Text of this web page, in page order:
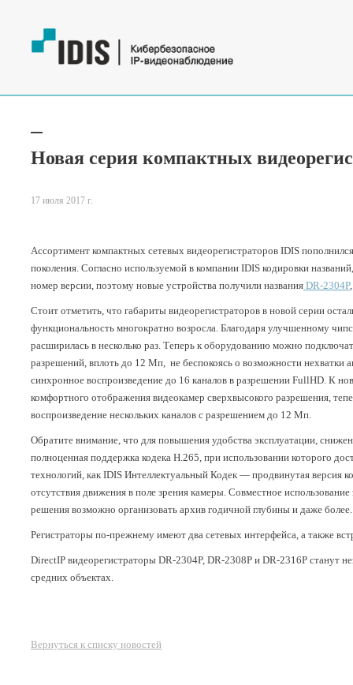
Новая серия компактных
17 июля 2017 г.
Ассортимент компактных сетевых видеорегистраторов IDIS
поколения. Согласно используемой в компании IDIS кодировки
номер версии, поэтому новые устройства получили названия DR-2304P
Стоит отметить, что габариты видеорегистраторов в новой серии
функциональность многократно возросла. Благодаря улучшенному
расширилась в несколько раз. Теперь к оборудованию можно
разрешений, вплоть до 12 Мп, не беспокоясь о возможности нехватки
синхронное воспроизведение до 16 каналов в разрешении FullHD. К
комфортного отображения видеокамер сверхвысокого разрешения,
воспроизведение нескольких каналов с разрешением до 12 Мп.
Обратите внимание, что для повышения удобства эксплуатации,
полноценная поддержка кодека H.265, при использовании которого
технологий, как IDIS Интеллектуальный Кодек — продвинутая версия
отсутствия движения в поле зрения камеры. Совместное
решения возможно организовать архив годичной глубины и даже более.
Регистраторы по-прежнему имеют два сетевых интерфейса, а также
DirectIP видеорегистраторы DR-2304P, DR-2308P и DR-2316P станут
средних объектах.
Вернуться к списку новостей